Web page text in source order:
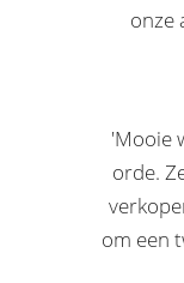
onze
'Mooie
orde.
om een